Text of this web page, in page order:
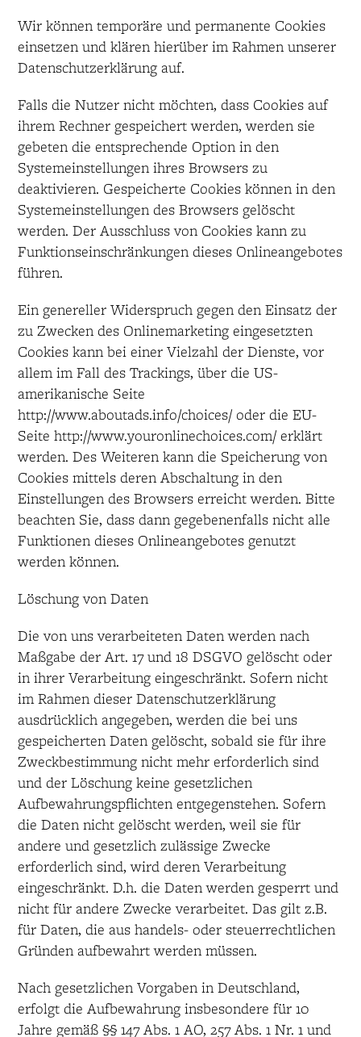
Wir können temporäre und permanente Cookies
einsetzen und klären hierüber im Rahmen unserer
Datenschutzerklärung auf.
Falls die Nutzer nicht möchten, dass Cookies auf
ihrem Rechner gespeichert werden, werden sie
gebeten die entsprechende Option in den
Systemeinstellungen ihres Browsers zu
deaktivieren. Gespeicherte Cookies können in den
Systemeinstellungen des Browsers gelöscht
werden. Der Ausschluss von Cookies kann zu
Funktionseinschränkungen dieses Onlineangebotes
führen.
Ein genereller Widerspruch gegen den Einsatz der
zu Zwecken des Onlinemarketing eingesetzten
Cookies kann bei einer Vielzahl der Dienste, vor
allem im Fall des Trackings, über die US-
amerikanische Seite
http://www.aboutads.info/choices/ oder die EU-
Seite http://www.youronlinechoices.com/ erklärt
werden. Des Weiteren kann die Speicherung von
Cookies mittels deren Abschaltung in den
Einstellungen des Browsers erreicht werden. Bitte
beachten Sie, dass dann gegebenenfalls nicht alle
Funktionen dieses Onlineangebotes genutzt
werden können.
Löschung von Daten
Die von uns verarbeiteten Daten werden nach
Maßgabe der Art. 17 und 18 DSGVO gelöscht oder
in ihrer Verarbeitung eingeschränkt. Sofern nicht
im Rahmen dieser Datenschutzerklärung
ausdrücklich angegeben, werden die bei uns
gespeicherten Daten gelöscht, sobald sie für ihre
Zweckbestimmung nicht mehr erforderlich sind
und der Löschung keine gesetzlichen
Aufbewahrungspflichten entgegenstehen. Sofern
die Daten nicht gelöscht werden, weil sie für
andere und gesetzlich zulässige Zwecke
erforderlich sind, wird deren Verarbeitung
eingeschränkt. D.h. die Daten werden gesperrt und
nicht für andere Zwecke verarbeitet. Das gilt z.B.
für Daten, die aus handels- oder steuerrechtlichen
Gründen aufbewahrt werden müssen.
Nach gesetzlichen Vorgaben in Deutschland,
erfolgt die Aufbewahrung insbesondere für 10
Jahre gemäß §§ 147 Abs. 1 AO, 257 Abs. 1 Nr. 1 und